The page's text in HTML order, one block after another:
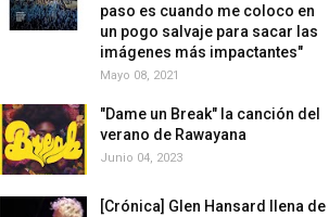
paso es cuando me coloco en
un pogo salvaje para sacar las
imágenes más impactantes"
Mayo 08, 2021
"Dame un Break" la canción del
verano de Rawayana
Junio 04, 2023
[Crónica] Glen Hansard llena de